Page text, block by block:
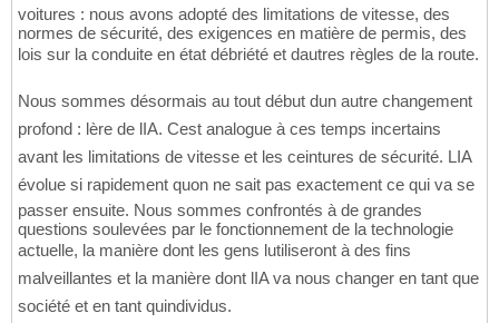
voitures : nous avons adopté des limitations de vitesse, des
normes de sécurité, des exigences en matière de permis, des
lois sur la conduite en état débriété et dautres règles de la route.
Nous sommes désormais au tout début dun autre changement
profond : lère de lIA. Cest analogue à ces temps incertains
avant les limitations de vitesse et les ceintures de sécurité. LIA
évolue si rapidement quon ne sait pas exactement ce qui va se
passer ensuite. Nous sommes confrontés à de grandes
questions soulevées par le fonctionnement de la technologie
actuelle, la manière dont les gens lutiliseront à des fins
malveillantes et la manière dont lIA va nous changer en tant que
société et en tant quindividus.